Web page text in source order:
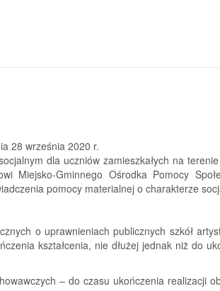
28 września 2020 r.
dla uczniów zamieszkałych na
Miejsko-Gminnego Ośrodka Pomocy
pomocy materialnej o charakterze
o uprawnieniach publicznych szkół
kształcenia, nie dłużej jednak niż do
– do czasu ukończenia realizacji